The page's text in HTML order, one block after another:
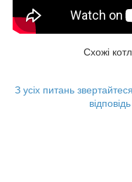
Схожі
З усіх питань